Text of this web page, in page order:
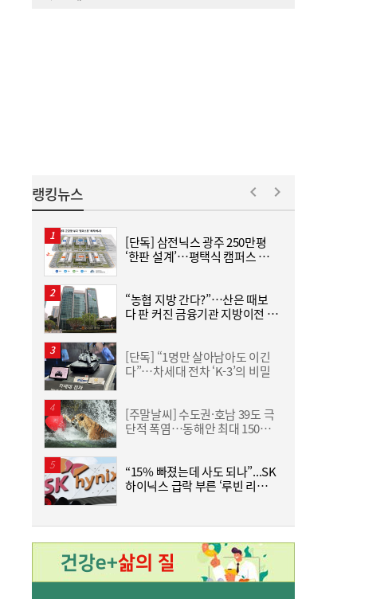
19:32
사상 최대 실적 이어가는 SK하이닉스…분기
배당 375원
19:26
통신 3사, AIDC로 실적 개선…남은 과제는
‘수익성’
랭킹뉴스
[단독] 삼전닉스 광주 250만평
‘한판 설계’…평택식 캠퍼스 들
“농협 지방 간다?”…산은 때보
다 판 커진 금융기관 지방이전 논
[단독] “1명만 살아남아도 이긴
다”…차세대 전차 ‘K-3’의 비밀
[주말날씨] 수도권·호남 39도 극
단적 폭염…동해안 최대 150㎜
“15% 빠졌는데 사도 되나”...SK
하이닉스 급락 부른 ‘루빈 리스